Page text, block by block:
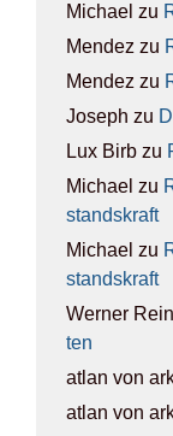
Michael zu
Mendez zu
Mendez zu
Joseph zu
Lux Birb zu
Michael zu
stands­kraft
Michael zu
stands­kraft
Werner
ten
atlan von
atlan von